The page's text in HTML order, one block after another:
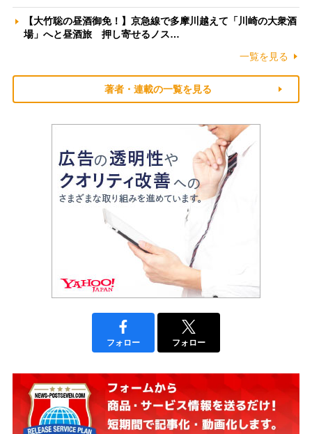
【大竹聡の昼酒御免！】京急線で多摩川越えて「川崎の大衆酒
場」へと昼酒旅 押し寄せるノス…
一覧を見る
著者・連載の一覧を見る
フォロー フォロー